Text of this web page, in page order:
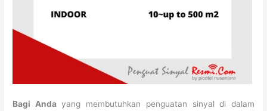
Bagi Anda yang membutuhkan penguatan sinyal di dalam